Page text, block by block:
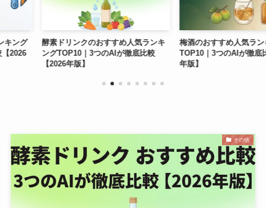
すすめ人気ランキ
のAIが徹底比較
梅酒のおすすめ人気ランキング
TOP10｜3つのAIが徹底比較【2026
年版】
映画を観る
画配信サー
その他